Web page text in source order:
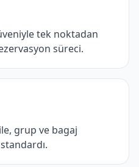
tek noktadan
süreci.
grup ve bagaj